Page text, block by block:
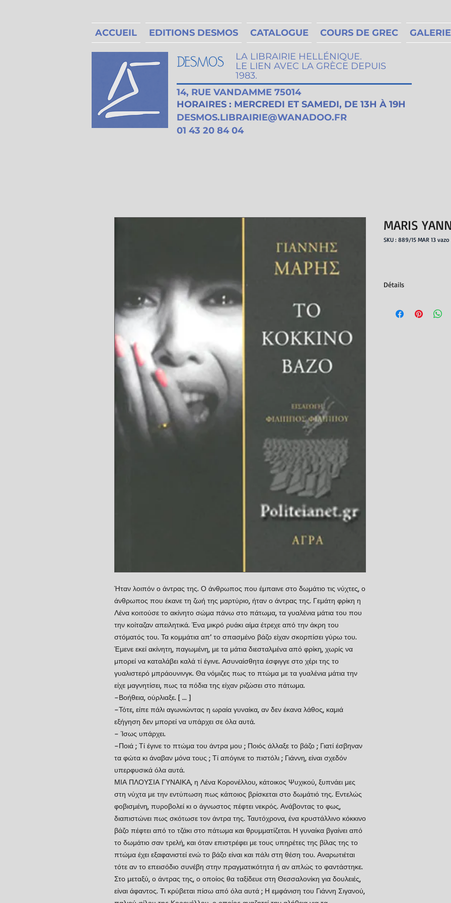
ACCUEIL EDITIONS DESMOS CATALOGUE COURS DE GREC GALERIE
LA LIBRAIRIE HELLÉNIQUE.
LE LIEN AVEC LA GRÈCE DEPUIS
1983.
14, RUE VANDAMME 75014
HORAIRES : MERCREDI ET SAMEDI, DE 13H À 19H
DESMOS.LIBRAIRIE@WANADOO.FR
01 43 20 84 04
Ήταν λοιπόν ο άντρας της. Ο άνθρωπος που έμπαινε στο δωμάτιο τις νύχτες, ο
άνθρωπος που έκανε τη ζωή της μαρτύριο, ήταν ο άντρας της. Γεμάτη φρίκη η
Λένα κοιτούσε το ακίνητο σώμα πάνω στο πάτωμα, τα γυαλένια μάτια του που
την κοίταζαν απειλητικά. Ένα μικρό ρυάκι αίμα έτρεχε από την άκρη του
στόματός του. Τα κομμάτια απ’ το σπασμένο βάζο είχαν σκορπίσει γύρω του.
Έμενε εκεί ακίνητη, παγωμένη, με τα μάτια διεσταλμένα από φρίκη, χωρίς να
μπορεί να καταλάβει καλά τί έγινε. Ασυναίσθητα έσφιγγε στο χέρι της το
γυαλιστερό μπράουνινγκ. Θα νόμιζες πως το πτώμα με τα γυαλένια μάτια την
είχε μαγνητίσει, πως τα πόδια της είχαν ριζώσει στο πάτωμα.
–Βοήθεια, ούρλιαξε. [ ... ]
–Τότε, είπε πάλι αγωνιώντας η ωραία γυναίκα, αν δεν έκανα λάθος, καμιά
εξήγηση δεν μπορεί να υπάρχει σε όλα αυτά.
– Ίσως υπάρχει.
–Ποιά ; Τί έγινε το πτώμα του άντρα μου ; Ποιός άλλαξε το βάζο ; Γιατί έσβηναν
τα φώτα κι άναβαν μόνα τους ; Τί απόγινε το πιστόλι ; Γιάννη, είναι σχεδόν
υπερφυσικά όλα αυτά.
ΜΙΑ ΠΛΟΥΣΙΑ ΓΥΝΑΙΚΑ, η Λένα Κορονέλλου, κάτοικος Ψυχικού, ξυπνάει μες
στη νύχτα με την εντύπωση πως κάποιος βρίσκεται στο δωμάτιό της. Εντελώς
φοβισμένη, πυροβολεί κι ο άγνωστος πέφτει νεκρός. Ανάβοντας το φως,
διαπιστώνει πως σκότωσε τον άντρα της. Ταυτόχρονα, ένα κρυστάλλινο κόκκινο
βάζο πέφτει από το τζάκι στο πάτωμα και θρυμματίζεται. Η γυναίκα βγαίνει από
το δωμάτιο σαν τρελή, και όταν επιστρέφει με τους υπηρέτες της βίλας της το
πτώμα έχει εξαφανιστεί ενώ το βάζο είναι και πάλι στη θέση του. Αναρωτιέται
τότε αν το επεισόδιο συνέβη στην πραγματικότητα ή αν απλώς το φαντάστηκε.
Στο μεταξύ, ο άντρας της, ο οποίος θα ταξίδευε στη Θεσσαλονίκη για δουλειές,
είναι άφαντος. Τι κρύβεται πίσω από όλα αυτά ; Η εμφάνιση του Γιάννη Σιγανού,
MARIS
SKU : 889/15 MAR 13 vazo
Détails
Parution : 01/06/2022